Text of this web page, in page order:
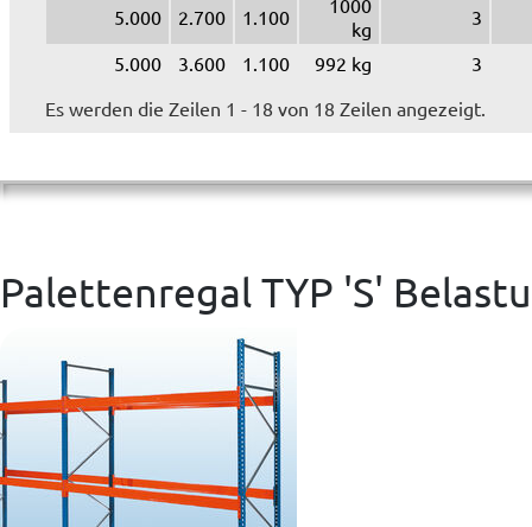
5.000 2.700 1.100
kg
3
5.000
3.600 1.100 992 kg
3
Es werden die Zeilen 1 - 18 von 18 Zeilen angezeigt.
Palettenregal TYP 'S'